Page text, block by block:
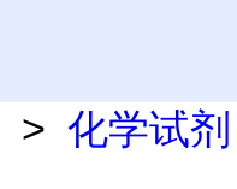
> 化学试剂